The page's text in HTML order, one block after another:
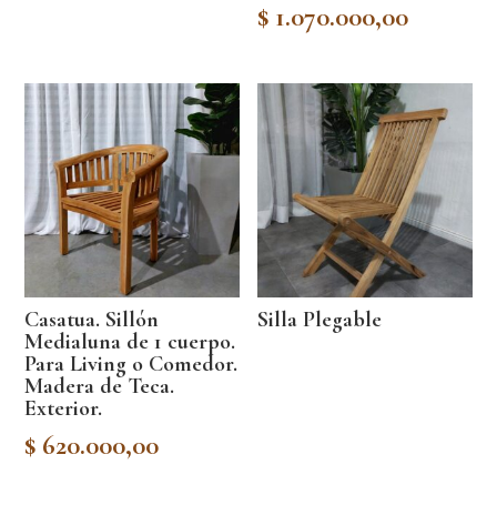
$ 1.070.000,00
Casatua. Sillón
Medialuna de 1 cuerpo.
Para Living o Comedor.
Madera de Teca.
Exterior.
$ 620.000,00
Silla Plegable